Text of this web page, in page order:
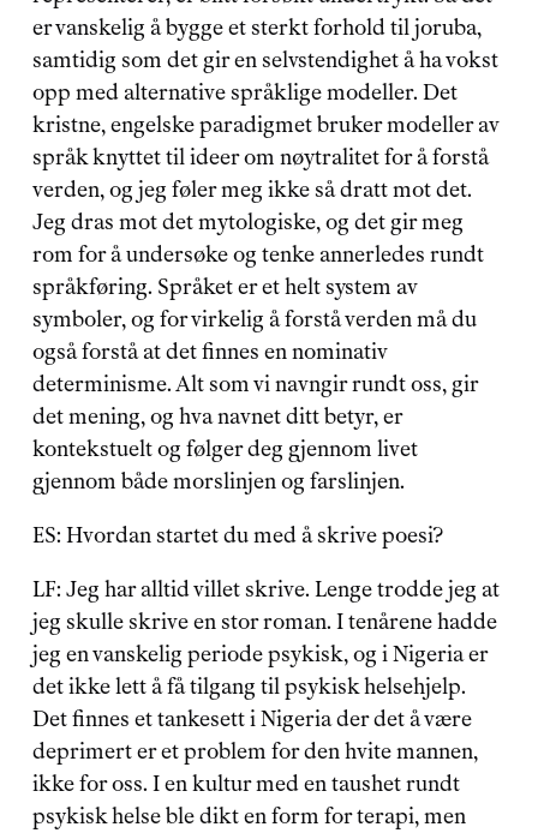
er vanskelig å bygge et sterkt forhold til joruba,
samtidig som det gir en selvstendighet å ha vokst
opp med alternative språklige modeller. Det
kristne, engelske paradigmet bruker modeller av
språk knyttet til ideer om nøytralitet for å forstå
verden, og jeg føler meg ikke så dratt mot det.
Jeg dras mot det mytologiske, og det gir meg
rom for å undersøke og tenke annerledes rundt
språkføring. Språket er et helt system av
symboler, og for virkelig å forstå verden må du
også forstå at det finnes en nominativ
determinisme. Alt som vi navngir rundt oss, gir
det mening, og hva navnet ditt betyr, er
kontekstuelt og følger deg gjennom livet
gjennom både morslinjen og farslinjen.
ES: Hvordan startet du med å skrive poesi?
LF: Jeg har alltid villet skrive. Lenge trodde jeg at
jeg skulle skrive en stor roman. I tenårene hadde
jeg en vanskelig periode psykisk, og i Nigeria er
det ikke lett å få tilgang til psykisk helsehjelp.
Det finnes et tankesett i Nigeria der det å være
deprimert er et problem for den hvite mannen,
ikke for oss. I en kultur med en taushet rundt
psykisk helse ble dikt en form for terapi, men